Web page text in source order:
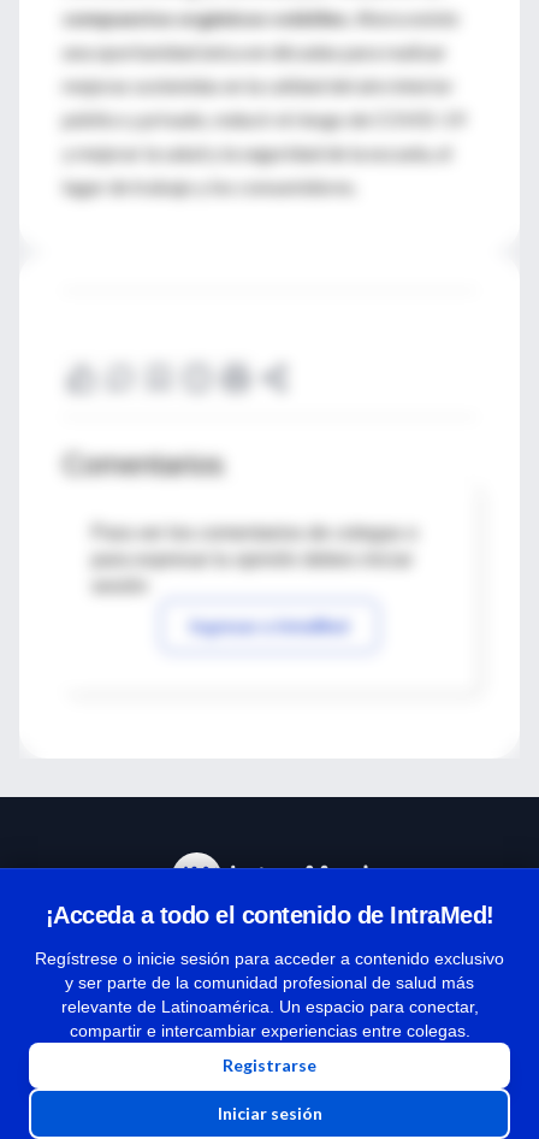
compuestos orgánicos volátiles . Ahora existe
una oportunidad única en décadas para realizar
mejoras sostenidas en la calidad del aire interior
público y privado, reducir el riesgo de COVID-19
y mejorar la salud y la seguridad de la escuela, el
lugar de trabajo y los consumidores.
Comentarios
Para ver los comentarios de colegas o
Ingresar a IntraMed
¡Acceda a todo el contenido de IntraMed!
Regístrese o inicie sesión para acceder a contenido exclusivo
y ser parte de la comunidad profesional de salud más
relevante de Latinoamérica. Un espacio para conectar,
compartir e intercambiar experiencias entre colegas.
Registrarse
Iniciar sesión
Términos y condiciones
| Políticas de privacidad
| Todos los derechos reservados | Copyright 1997-2026